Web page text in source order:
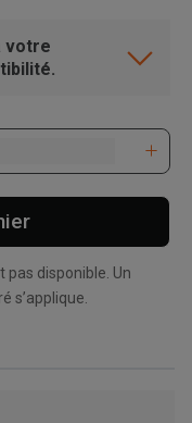
votre
pas disponible. Un
s’applique.